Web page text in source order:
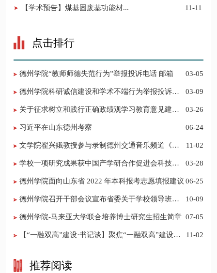
【学术预告】煤基固废基功能材... 11-11
点击排行
德州学院“教师师德失范行为”举报投诉电话 邮箱 03-05
德州学院科研诚信建设和学术不端行为举报投诉电
03-09
03-26
习近平在山东德州考察 06-24
​文学院翟兴娥教授参与录制德州交通音乐频道《科
11-02
学校一项研究成果获中国产学研合作促进会科技创
03-28
德州学院面向山东省 2022 年本科报考志愿填报建议 06-25
​德州学院召开干部会议宣布省委关于学校领导班子
10-09
德州学院-马来亚大学联合培养博士研究生招生简章 07-05
11-02
推荐阅读